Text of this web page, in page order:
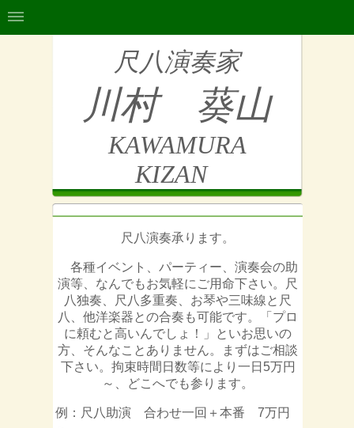
尺八演奏家
川村 葵山
KAWAMURA
KIZAN
尺八演奏承ります。
各種イベント、パーティー、演奏会の助
演等、なんでもお気軽にご用命下さい。尺
八独奏、尺八多重奏、お琴や三味線と尺
八、他洋楽器との合奏も可能です。「プロ
に頼むと高いんでしょ！」といお思いの
方、そんなことありません。まずはご相談
下さい。拘束時間日数等により一日5万円
～、どこへでも参ります。
例：尺八助演 合わせ一回＋本番 7万円